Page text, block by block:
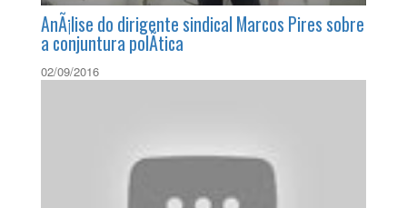
AnÃ¡lise do dirigente sindical Marcos Pires sobre
a conjuntura polÃ­tica